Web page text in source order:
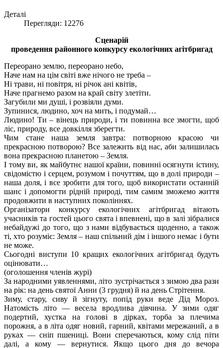
Деталі
Перегляди: 12276
Сценарій
проведення районного конкурсу екологічних агітбригад
Переорано землю, переорано небо,
Наче нам на цім світі вже нічого не треба –
Ні трави, ні повітря, ні річок ані квітів,
Наче прагнемо разом на край світу злетіти.
Загубили ми душі, і розвіяли думи.
Зупинися, людино, хоч на мить, і подумай…
Людино! Ти – вінець природи, і ти повинна все змогти, щоб
ліс, природу, все довкілля зберегти.
Чим стане наша земля завтра: потворною красою чи
прекрасною потворою? Все залежить від нас, аби залишилась
вона прекрасною планетою – Земля.
І тому ви, як майбутнє нашої країни, повинні осягнути істину,
свідомістю і серцем, розумом і почуттям, що в долі природи –
наша доля, і все зробити для того, щоб використати останній
шанс і допомогти рідній природі, тим самим зможемо життя
продовжити в наступних поколіннях.
Організатори конкурсу екологічних агітбригад вітають
учасників та гостей цього свята і впевнені, що в залі зібралися
небайдужі до того, що з нами відбувається щоденно, а також
ті, хто розуміє: Земля – наш спільний дім і іншого немає і бути
не може.
Сьогодні виступи 10 кращих екологічних агітбригад будуть
оцінювати…
(оголошення членів журі)
За народними уявленнями, літо зустрічається з зимою два рази
на рік: на день святої Анни (3 грудня) й на день Стрітення.
Зиму, стару, сиву й зігнуту, попід руки веде Дід Мороз.
Натомість літо — весела вродлива дівчина. У зими одяг
подертий, хустка на голові в дірках, торба за плечима
порожня, а в літа одяг новий, гарний, квітами мережаний, а в
руках — сніп пшениці. Вони сперечаються, кому слід піти
далі, а кому — вернутися. Якщо цього дня до вечора